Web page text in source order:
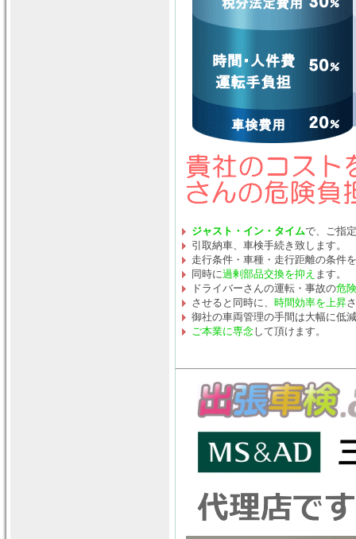
ジャスト・イン・タイムで、ご指
引取納車、車検手続き致します。
走行条件・車種・走行距離の条件
同時に過剰部品交換を抑え ます。
ドライバーさんの運転・事故の危
させると同時に、 時間効率を上昇
御社の車両管理の手間は大幅に低
ご本業に専念して頂けます。